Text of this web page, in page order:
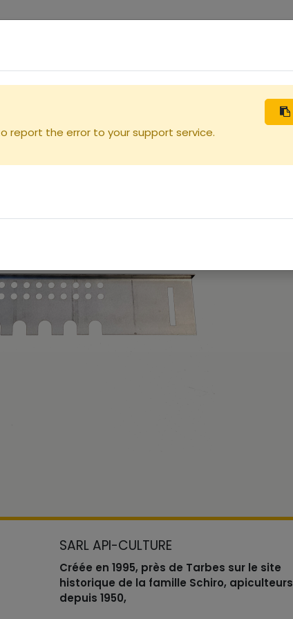
SARL API-CULTURE
Créée en 1995, près de Tarbes sur le site
historique de la famille Schiro, apiculteurs
depuis 1950,
report the error to your support service.